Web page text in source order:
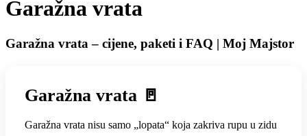
Garažna vrata
Garažna vrata – cijene, paketi i FAQ | Moj Majstor
Garažna vrata 🚪
Garažna vrata nisu samo „lopata“ koja zakriva rupu u zidu